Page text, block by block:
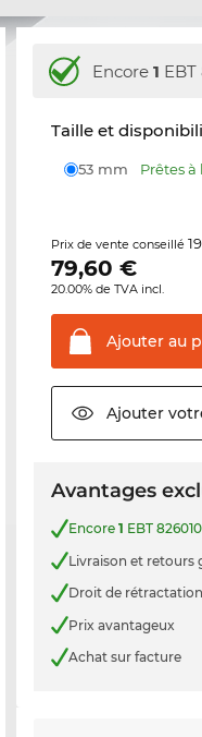
Encore1
Taille et
53 mm Prêtes
Prix de vente conseillé
79,60 €
20.00% de TVA incl.
Ajouter au
Ajouter
Avantages
Encore1 EBT
Livraison et retours
Droit de
Prix avantageux
Achat sur facture